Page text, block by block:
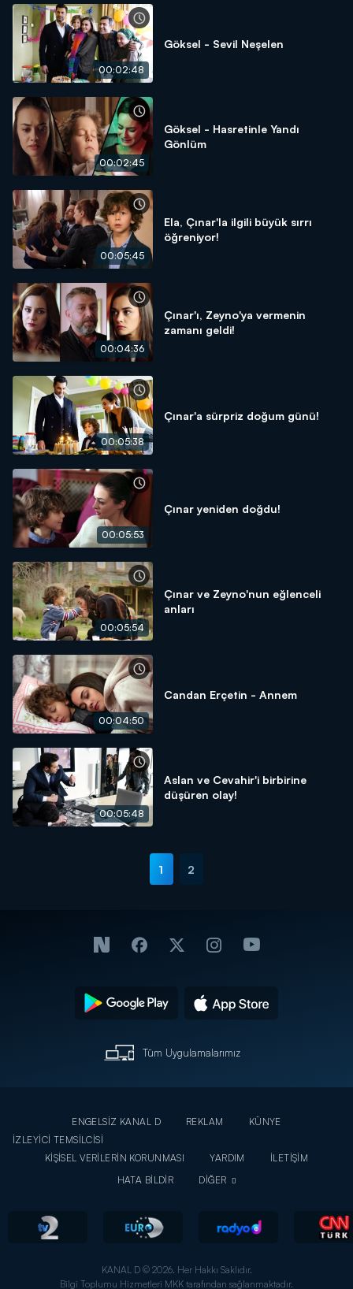
00:02:48
Göksel - Sevil Neşelen
00:02:45
Göksel - Hasretinle Yandı
Gönlüm
00:05:45
Ela, Çınar'la ilgili büyük sırrı
öğreniyor!
00:04:36
Çınar'ı, Zeyno'ya vermenin
zamanı geldi!
00:05:38
Çınar'a sürpriz doğum günü!
00:05:53
Çınar yeniden doğdu!
00:05:54
Çınar ve Zeyno'nun eğlenceli
anları
00:04:50
Candan Erçetin - Annem
00:05:48
Aslan ve Cevahir'i birbirine
düşüren olay!
1 2
Tüm Uygulamalarımız
ENGELSİZ KANAL D REKLAM
KÜNYE
İZLEYİCİ TEMSİLCİSİ
KİŞİSEL VERİLERİN KORUNMASI
YARDIM
İLETİŞİM
HATA BİLDİR
DİĞER
KANAL D © 2026. Her Hakkı Saklıdır.
Bilgi Toplumu Hizmetleri MKK tarafından sağlanmaktadır.